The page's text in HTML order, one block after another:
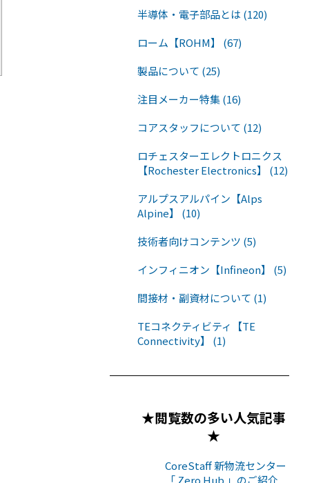
半導体・電子部品とは (120)
ローム【ROHM】 (67)
製品について (25)
注目メーカー特集 (16)
コアスタッフについて (12)
ロチェスターエレクトロニクス
【Rochester Electronics】 (12)
アルプスアルパイン【Alps
Alpine】 (10)
技術者向けコンテンツ (5)
インフィニオン【Infineon】 (5)
間接材・副資材について (1)
TEコネクティビティ【TE
Connectivity】 (1)
★閲覧数の多い人気記事
★
CoreStaff 新物流センター
「 Zero Hub 」のご紹介